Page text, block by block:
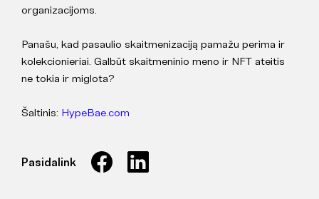
organizacijoms.
Panašu, kad pasaulio skaitmenizaciją pamažu perima ir
kolekcionieriai. Galbūt skaitmeninio meno ir NFT ateitis
ne tokia ir miglota?
Šaltinis: HypeBae.com
Pasidalink